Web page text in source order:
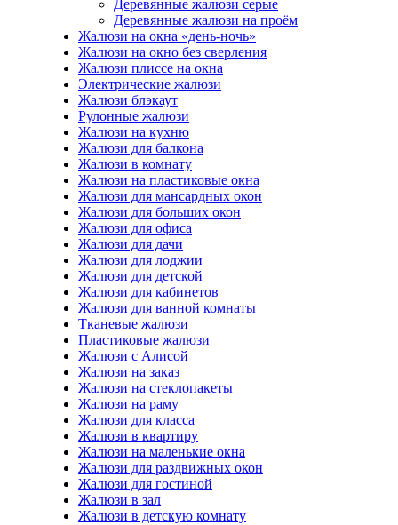
Деревянные жалюзи серые
Деревянные жалюзи на проём
Жалюзи на окна «день-ночь»
Жалюзи на окно без сверления
Жалюзи плиссе на окна
Электрические жалюзи
Жалюзи блэкаут
Рулонные жалюзи
Жалюзи на кухню
Жалюзи для балкона
Жалюзи в комнату
Жалюзи на пластиковые окна
Жалюзи для мансардных окон
Жалюзи для больших окон
Жалюзи для офиса
Жалюзи для дачи
Жалюзи для лоджии
Жалюзи для детской
Жалюзи для кабинетов
Жалюзи для ванной комнаты
Тканевые жалюзи
Пластиковые жалюзи
Жалюзи с Алисой
Жалюзи на заказ
Жалюзи на стеклопакеты
Жалюзи на раму
Жалюзи для класса
Жалюзи в квартиру
Жалюзи на маленькие окна
Жалюзи для раздвижных окон
Жалюзи для гостиной
Жалюзи в зал
Жалюзи в детскую комнату